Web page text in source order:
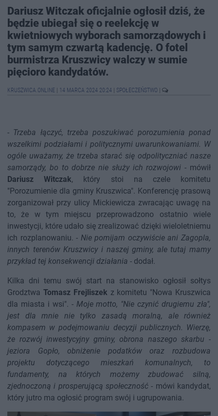
Dariusz Witczak oficjalnie ogłosił dziś, że
będzie ubiegał się o reelekcję w
kwietniowych wyborach samorządowych i
tym samym czwartą kadencję. O fotel
burmistrza Kruszwicy walczy w sumie
pięcioro kandydatów.
KRUSZWICA.ONLINE 14 MARCA 2024 20:24 SPOŁECZEŃSTWO
- Trzeba łączyć, trzeba poszukiwać porozumienia ponad
wszelkimi podziałami i politycznymi uwarunkowaniami. W
ogóle uważamy, że trzeba starać się odpolityczniać nasze
samorządy, bo to dobrze nie służy ich rozwojowi - mówił
Dariusz Witczak, który stoi na czele komitetu
"Porozumienie dla gminy Kruszwica". Konferencję prasową
zorganizował przy ulicy Mickiewicza zwracając uwagę na
to, że w tym miejscu przeprowadzono ostatnio wiele
inwestycji, które udało się zrealizować dzięki wieloletniemu
ich rozplanowaniu. - Nie pomijam oczywiście ani Zagopla,
innych terenów Kruszwicy i naszej gminy, ale tutaj mamy
przykład tej konsekwencji działania - dodał.
Kilka dni temu swój start na stanowisko ogłosił sołtys
Grodztwa Tomasz Frejliszek z komitetu "Nowa Kruszwica
dla miasta i wsi". - Moje motto, "Nie czynić drugiemu zła",
jest dla mnie nie tylko zasadą moralną, ale również
kompasem w podejmowaniu decyzji publicznych. Wierzę,
że rozwój inwestycyjny gminy, obrona naszego skarbu -
jeziora Gopło, obniżenie podatków oraz rozbudowa
projektu dotyczącego mieszkań komunalnych, to
fundamenty, na których możemy zbudować silną,
zjednoczoną i prosperującą społeczność - mówi kandydat,
który jutro ma ogłosić program swój i ugrupowania.